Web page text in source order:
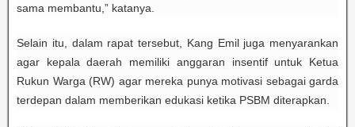
sama membantu,” katanya.
Selain itu, dalam rapat tersebut, Kang Emil juga menyarankan
agar kepala daerah memiliki anggaran insentif untuk Ketua
Rukun Warga (RW) agar mereka punya motivasi sebagai garda
terdepan dalam memberikan edukasi ketika PSBM diterapkan.